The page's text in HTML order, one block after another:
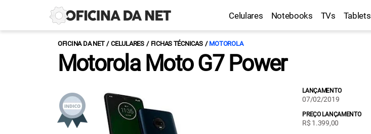
Celulares Notebooks TVs Tablets
OFICINA DA NET CELULARES FICHAS TÉCNICAS MOTOROLA
Motorola Moto G7 Power
LANÇAMENTO
07/02/2019
PREÇO LANÇAMENTO
R$ 1.399,00